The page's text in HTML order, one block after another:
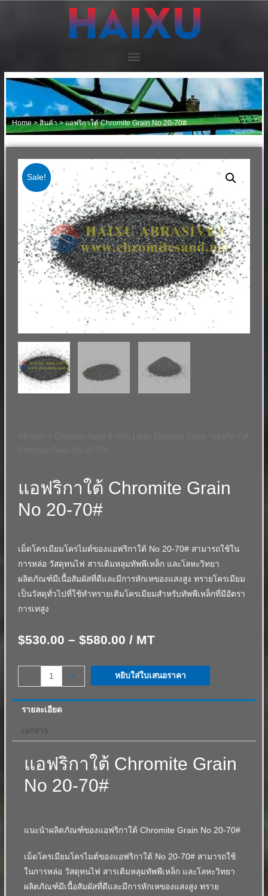
Home>สินค้า>แอฟริกาใต้ Chromite Grain No 20-70#
Sale!
แอฟริกาใต้ Chromite Grain
No 20-70#
เม็ดโครเมียมโครไมต์ของแอฟริกาใต้ No 20-70# สามารถใช้ใน
การหล่อ วัสดุทนไฟ สารเติมหลุมทัพพีเหล็ก และโลหะวิทยา
ผลิตภัณฑ์มีเนื้อสัมผัสที่ดีและมีการหักเหของแสงสูง ทรายโครเมียม
เป็นวัสดุทั่วไปที่ใช้ทำทรายเติมโครเมียมสำหรับทัพพีเหล็กที่มีอัตรา
การเทสูง
$530.00 – $580.00 / MT
- + หยิบใส่ใบเสนอราคา
รายละเอียด
แอฟริกาใต้ Chromite Grain
No 20-70#
แนะนำผลิตภัณฑ์ของแอฟริกาใต้ Chromite Grain No 20-70#
เม็ดโครเมียมโครไมต์ของแอฟริกาใต้ No 20-70# สามารถใช้
ในการหล่อ วัสดุทนไฟ สารเติมหลุมทัพพีเหล็ก และโลหะวิทยา
ผลิตภัณฑ์มีเนื้อสัมผัสที่ดีและมีการหักเหของแสงสูง ทราย